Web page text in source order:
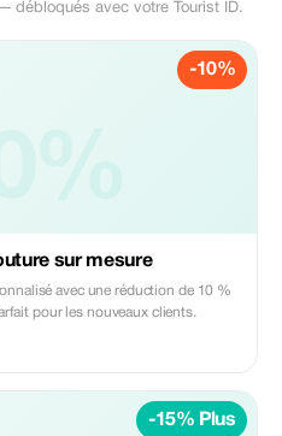
débloqués avec votre Tourist ID.
-10%
sur mesure
avec une réduction de 10 %
pour les nouveaux clients.
-15% Plus